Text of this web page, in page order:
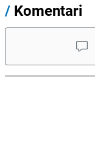
/ Komentari